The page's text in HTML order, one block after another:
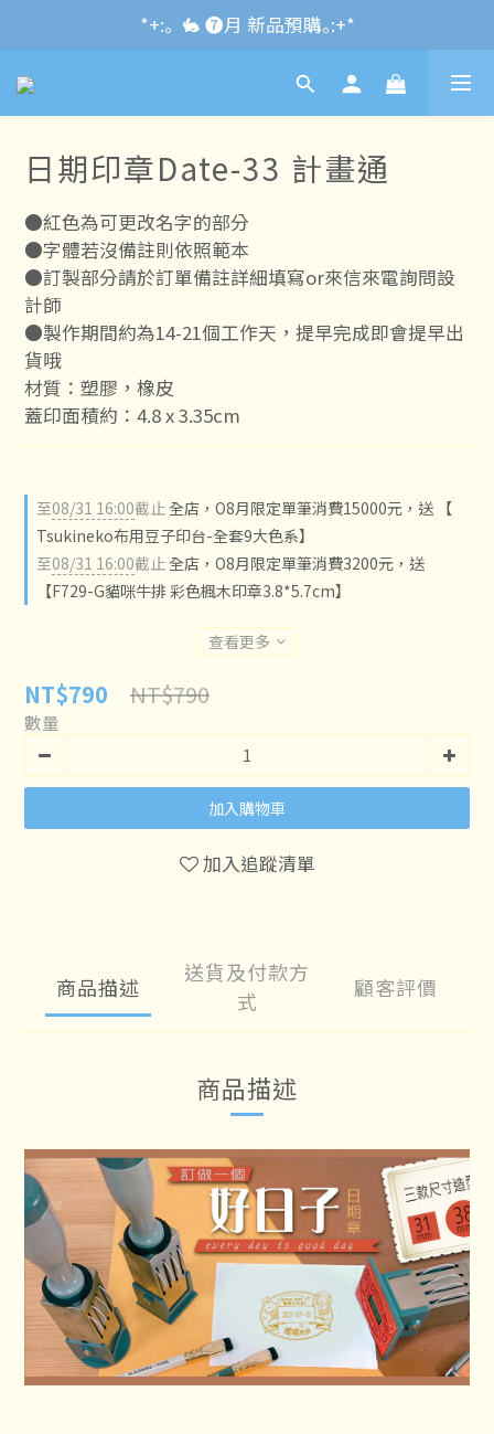
*+:｡\new / !🌌 官網消費滿千折百~RUN~:+*
*+:｡  🐇 ❼月 新品預購｡:+*
*+:｡     ❼月活動公告｡:+*
*+:｡\new / !🌌 官網消費滿千折百~RUN~:+*
日期印章Date-33 計畫通
●紅色為可更改名字的部分
●字體若沒備註則依照範本
●訂製部分請於訂單備註詳細填寫or來信來電詢問設
計師
●製作期間約為14-21個工作天，提早完成即會提早出
貨哦
材質：塑膠，橡皮
蓋印面積約：4.8 x 3.35cm
至08/31 16:00截止全店，O8月限定單筆消費15000元，送 【
Tsukineko布用豆子印台-全套9大色系】
至08/31 16:00截止全店，O8月限定單筆消費3200元，送
【F729-G貓咪牛排 彩色楓木印章3.8*5.7cm】
查看更多
NT$790 NT$790
數量
加入購物車
加入追蹤清單
商品描述
送貨及付款方
式
顧客評價
商品描述